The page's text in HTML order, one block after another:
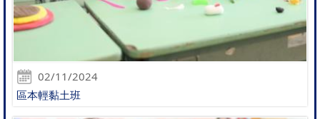
02/11/2024
區本輕黏土班